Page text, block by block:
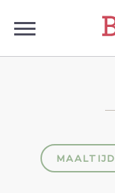
MAALTIJD